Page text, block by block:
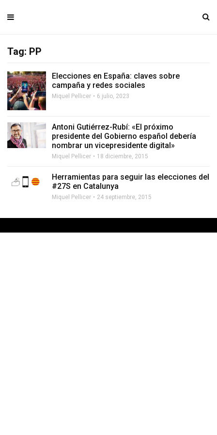
Tag: PP
Elecciones en España: claves sobre
campaña y redes sociales
Miquel Pellicer 6 julio, 2023
Antoni Gutiérrez-Rubí: «El próximo
presidente del Gobierno español debería
nombrar un vicepresidente digital»
Miquel Pellicer 18 diciembre, 2015
Herramientas para seguir las elecciones del
#27S en Catalunya
Miquel Pellicer 24 septiembre, 2015